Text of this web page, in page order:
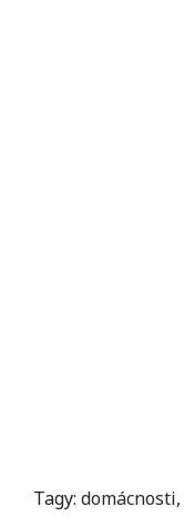
Tagy: domácnosti,